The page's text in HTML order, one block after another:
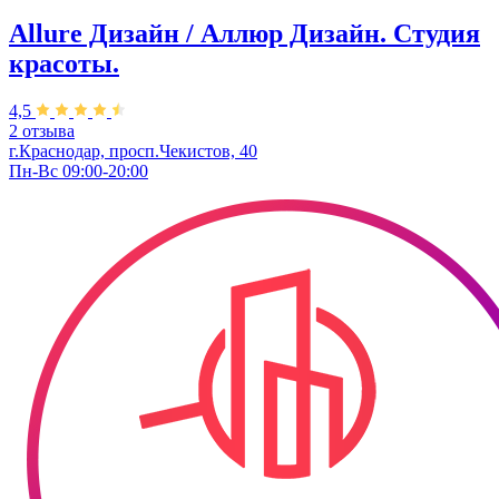
Allure Дизайн / Аллюр Дизайн. Студия
красоты.
4,5
2 отзыва
г.Краснодар, просп.Чекистов, 40
Пн-Вс 09:00-20:00